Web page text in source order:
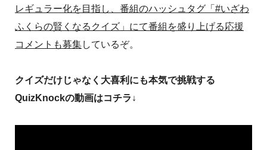
レギュラー化を目指し、番組のハッシュタグ「#いざわ
ふくらの賢くなるクイズ」にて番組を盛り上げる応援
コメントも募集しているぞ。
クイズだけじゃなく大喜利にも本気で挑戦する
QuizKnockの動画はコチラ↓